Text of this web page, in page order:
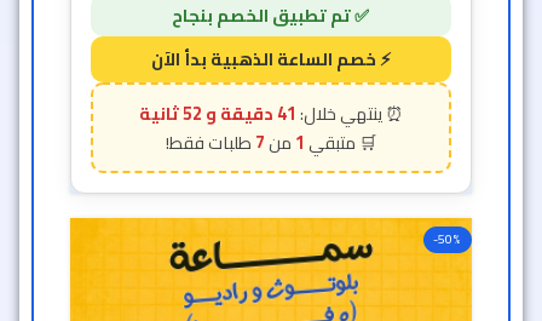
41 دقيقة و 50 ثانية
1
7
-50%